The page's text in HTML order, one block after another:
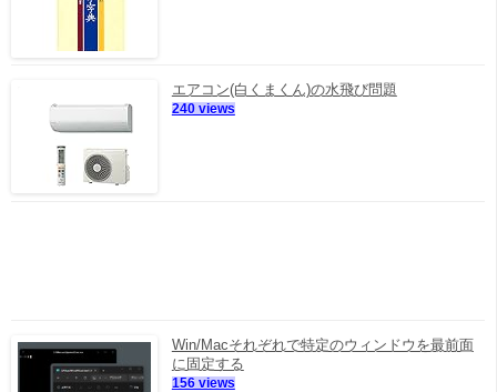
エアコン(白くまくん)の水飛び問題
240 views
Win/Macそれぞれで特定のウィンドウを最前面
に固定する
156 views